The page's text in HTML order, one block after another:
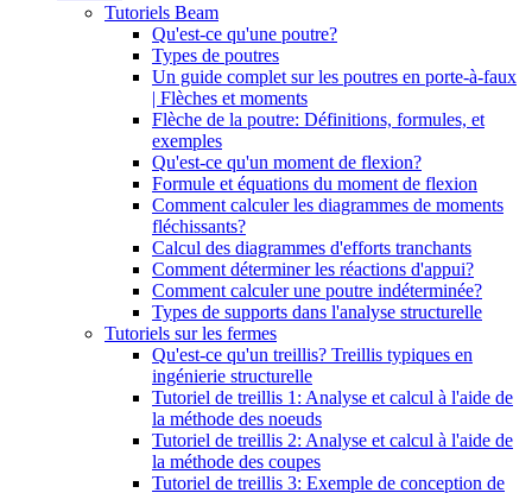
Tutoriels Beam
Qu'est-ce qu'une poutre?
Types de poutres
Un guide complet sur les poutres en porte-à-faux
| Flèches et moments
Flèche de la poutre: Définitions, formules, et
exemples
Qu'est-ce qu'un moment de flexion?
Formule et équations du moment de flexion
Comment calculer les diagrammes de moments
fléchissants?
Calcul des diagrammes d'efforts tranchants
Comment déterminer les réactions d'appui?
Comment calculer une poutre indéterminée?
Types de supports dans l'analyse structurelle
Tutoriels sur les fermes
Qu'est-ce qu'un treillis? Treillis typiques en
ingénierie structurelle
Tutoriel de treillis 1: Analyse et calcul à l'aide de
la méthode des noeuds
Tutoriel de treillis 2: Analyse et calcul à l'aide de
la méthode des coupes
Tutoriel de treillis 3: Exemple de conception de